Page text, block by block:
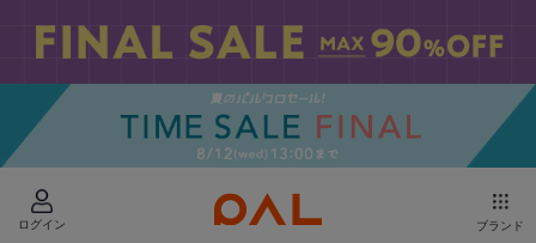
ログイン ブランド